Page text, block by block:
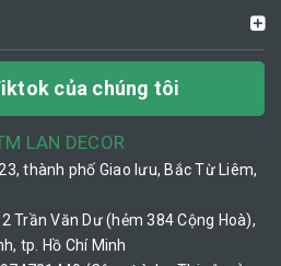
của chúng tôi
LAN DECOR
thành phố Giao lưu, Bắc Từ Liêm,
Trần Văn Dư (hẻm 384 Cộng Hoà),
tp. Hồ Chí Minh